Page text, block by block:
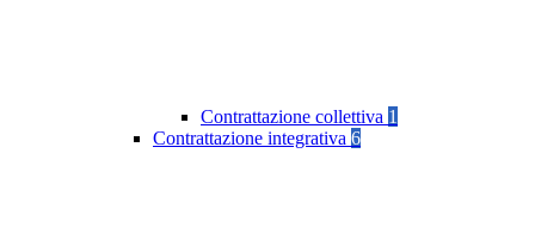
Contrattazione collettiva 1
Contrattazione integrativa 6